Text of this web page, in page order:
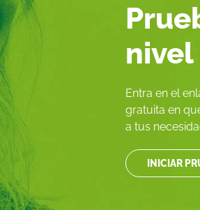
Entra en el
gratuita en
a tus
INICIAR